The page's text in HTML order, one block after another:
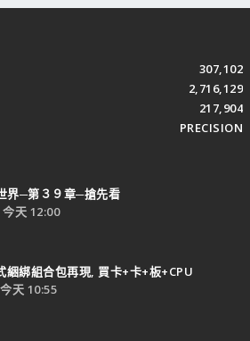
307,102
2,716,129
217,904
PRECISION
界─第３９章─搶先看
今天 12:00
綑綁組合包再現, 買卡+卡+板+CPU
今天 10:55